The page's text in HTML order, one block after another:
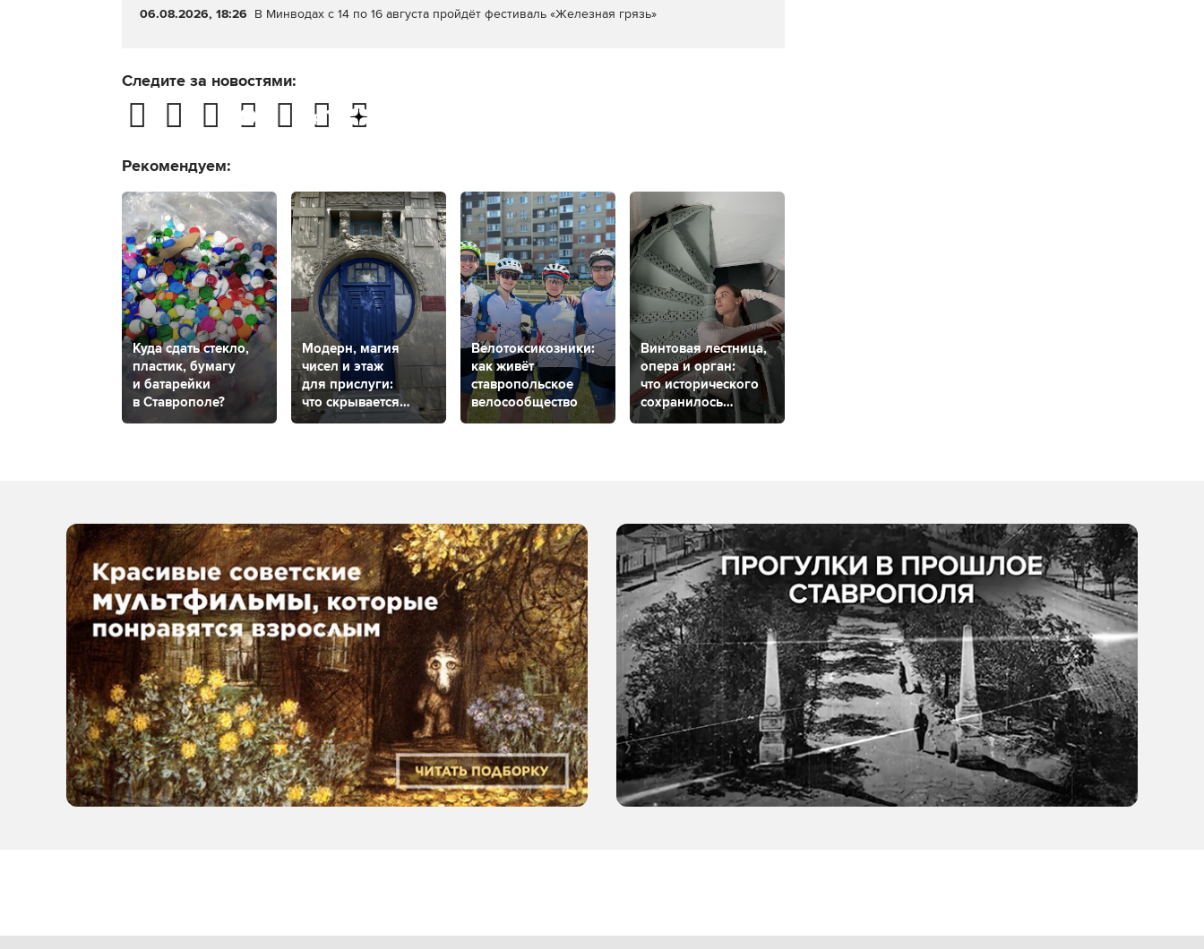
06.08.2026, 18:26 В Минводах с 14 по 16 августа пройдёт фестиваль «Железная грязь»
Следите за новостями:
Рекомендуем:
Куда сдать стекло,
пластик, бумагу
и батарейки
в Ставрополе?
Модерн, магия
чисел и этаж
для прислуги:
что скрывается
за самой
Велотоксикозники:
как живёт
ставропольское
велосообщество
Винтовая лестница,
опера и орган:
что исторического
сохранилось
в музыкальном